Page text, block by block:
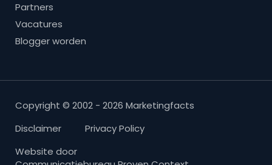
Partners
Vacatures
Blogger worden
Copyright © 2002 - 2026 Marketingfacts
Disclaimer
Privacy Policy
Website door